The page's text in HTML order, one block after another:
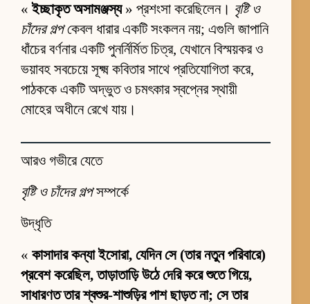
« ইচ্ছাকৃত অসামঞ্জস্য» প্রশংসা করেছিলেন। বৃষ্টি ও
চাঁদের গল্পকেবল ধারার একটি সংকলন নয়; এগুলি জাপানি
ধাঁচের বর্ণনার একটি পুনর্নির্মিত চিত্র, যেখানে বিস্ময়কর ও
ভয়াবহ সবচেয়ে সূক্ষ্ম কবিতার সাথে প্রতিযোগিতা করে,
পাঠককে একটি অদ্ভুত ও চমৎকার স্বপ্নের স্থায়ী
মোহের অধীনে রেখে যায়।
আরও গভীরে যেতে
বৃষ্টি ও চাঁদের গল্পসম্পর্কে
উদ্ধৃতি
« কাসাদার কন্যা ইসোরা, যেদিন সে (তার নতুন পরিবারে)
প্রবেশ করেছিল, তাড়াতাড়ি উঠে দেরি করে শুতে গিয়ে,
সাধারণত তার শ্বশুর-শাশুড়ির পাশ ছাড়ত না; সে তার